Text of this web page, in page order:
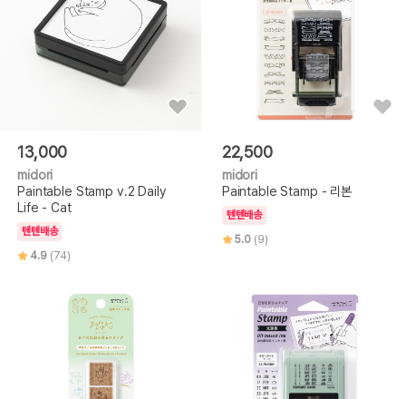
13,000
midori
Paintable Stamp v.2 Daily
Life - Cat
텐텐배송
4.9 (74)
22,500
midori
Paintable Stamp - 리본
텐텐배송
5.0 (9)